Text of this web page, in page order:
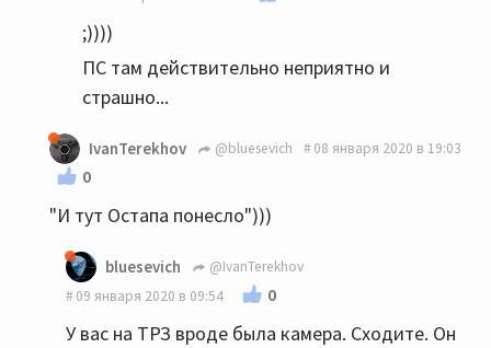
;))))
ПС там действительно неприятно и
страшно...
IvanTerekhov @bluesevich 08 января 2020 в 19:03
0
"И тут Остапа понесло")))
bluesevich
@IvanTerekhov
09 января 2020 в 09:54
0
У вас на ТРЗ вроде была камера. Сходите. Он